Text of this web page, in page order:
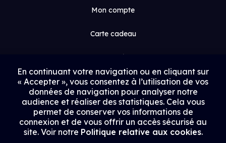
Mon compte
Carte cadeau
Espace médias
Contact
Proposer un film
Rejoindre Uptrack
En continuant votre navigation ou en cliquant sur
« Accepter », vous consentez à l’utilisation de vos
données de navigation pour analyser notre
audience et réaliser des statistiques. Cela vous
permet de conserver vos informations de
connexion et de vous offrir un accès sécurisé au
site. Voir notre Politique relative aux cookies.